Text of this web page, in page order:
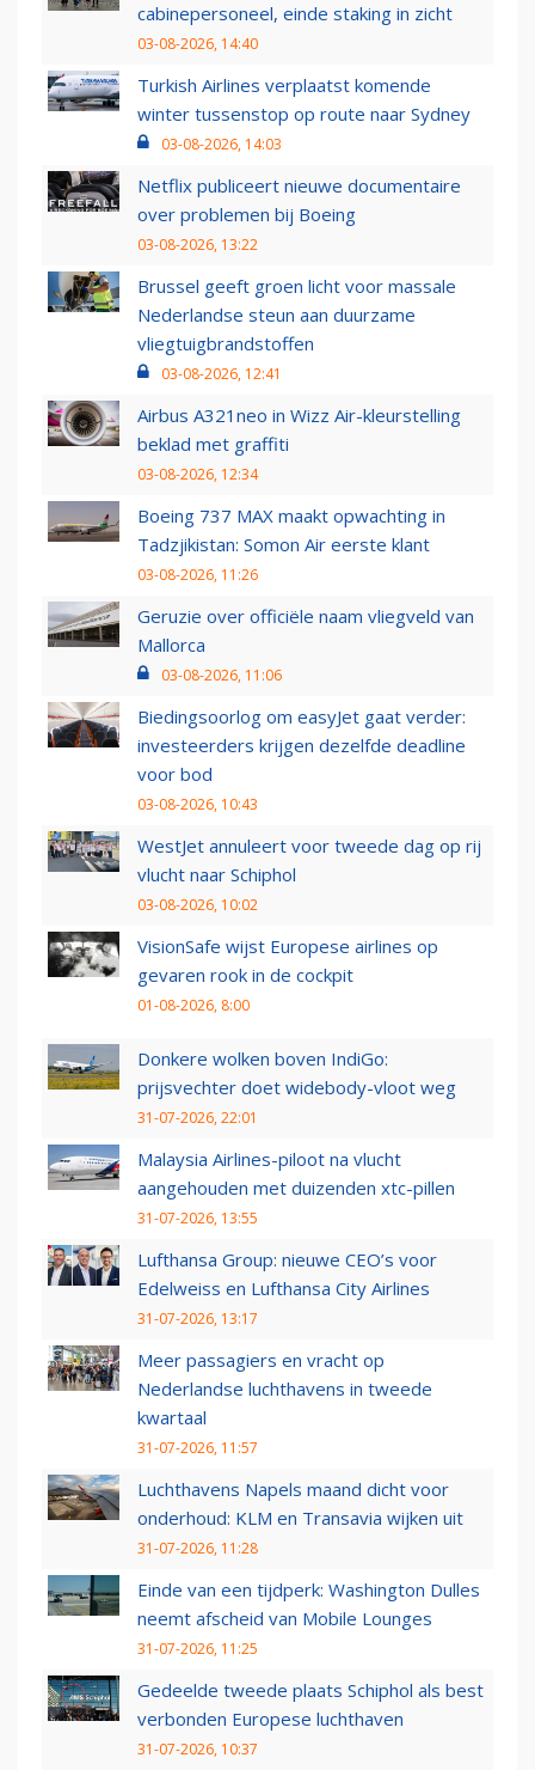
cabinepersoneel, einde staking in zicht
03-08-2026, 14:40
Turkish Airlines verplaatst komende
winter tussenstop op route naar Sydney
03-08-2026, 14:03
Netflix publiceert nieuwe documentaire
over problemen bij Boeing
03-08-2026, 13:22
Brussel geeft groen licht voor massale
Nederlandse steun aan duurzame
vliegtuigbrandstoffen
03-08-2026, 12:41
Airbus A321neo in Wizz Air-kleurstelling
beklad met graffiti
03-08-2026, 12:34
Boeing 737 MAX maakt opwachting in
Tadzjikistan: Somon Air eerste klant
03-08-2026, 11:26
Geruzie over officiële naam vliegveld van
Mallorca
03-08-2026, 11:06
Biedingsoorlog om easyJet gaat verder:
investeerders krijgen dezelfde deadline
voor bod
03-08-2026, 10:43
WestJet annuleert voor tweede dag op rij
vlucht naar Schiphol
03-08-2026, 10:02
VisionSafe wijst Europese airlines op
gevaren rook in de cockpit
01-08-2026, 8:00
Donkere wolken boven IndiGo:
prijsvechter doet widebody-vloot weg
31-07-2026, 22:01
Malaysia Airlines-piloot na vlucht
aangehouden met duizenden xtc-pillen
31-07-2026, 13:55
Lufthansa Group: nieuwe CEO’s voor
Edelweiss en Lufthansa City Airlines
31-07-2026, 13:17
Meer passagiers en vracht op
Nederlandse luchthavens in tweede
kwartaal
31-07-2026, 11:57
Luchthavens Napels maand dicht voor
onderhoud: KLM en Transavia wijken uit
31-07-2026, 11:28
Einde van een tijdperk: Washington Dulles
neemt afscheid van Mobile Lounges
31-07-2026, 11:25
Gedeelde tweede plaats Schiphol als best
verbonden Europese luchthaven
31-07-2026, 10:37